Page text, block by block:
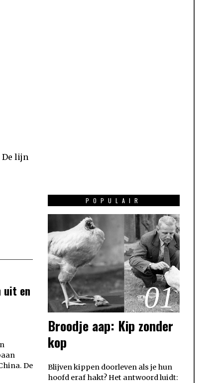
De lijn
uit en
De
POPULAIR
01
Broodje aap: Kip zonder
kop
Blijven kippen doorleven als je hun
hoofd eraf hakt? Het antwoord luidt: